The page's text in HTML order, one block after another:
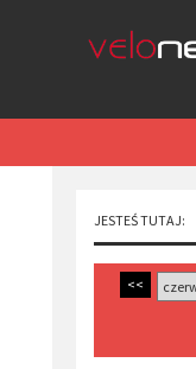
JESTEŚ TUTAJ:
<<